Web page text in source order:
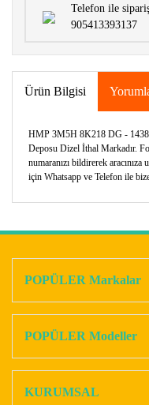
Telefon ile
905413393137
Ürün Bilgisi
HMP 3M5H 8K218 DG -
Deposu Dizel İthal Markadır.
numaranızı bildirerek
için Whatsapp ve Telefon ile
Ürün açıklamasında
Bu ürüne benzer farklı
POPÜLER Markalar
POPÜLER Modeller
KURUMSAL